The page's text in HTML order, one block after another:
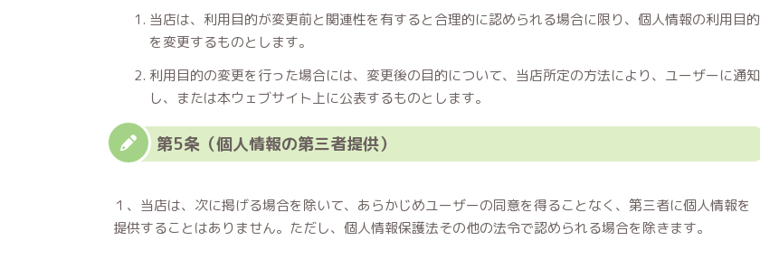
当店は、利用目的が変更前と関連性を有すると合理的に認められる場合に限り、個人情報の利用目的
を変更するものとします。
利用目的の変更を行った場合には、変更後の目的について、当店所定の方法により、ユーザーに通知
し、または本ウェブサイト上に公表するものとします。
第5条（個人情報の第三者提供）
１、当店は、次に掲げる場合を除いて、あらかじめユーザーの同意を得ることなく、第三者に個人情報を
提供することはありません。ただし、個人情報保護法その他の法令で認められる場合を除きます。